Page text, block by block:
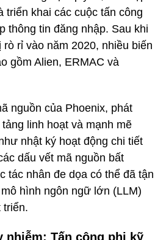
triển khai các cuộc tấn công
thông tin đăng nhập. Sau khi
rò rỉ vào năm 2020, nhiều biến
gồm Alien, ERMAC và
nguồn của Phoenix, phát
linh hoạt và mạnh mẽ
nhật ký hoạt động chi tiết
dấu vết mã nguồn bất
tác nhân đe dọa có thể đã tận
hình ngôn ngữ lớn (LLM)
triển.
nhiễm: Tấn công phi kỹ